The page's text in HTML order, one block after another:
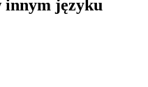
innym języku